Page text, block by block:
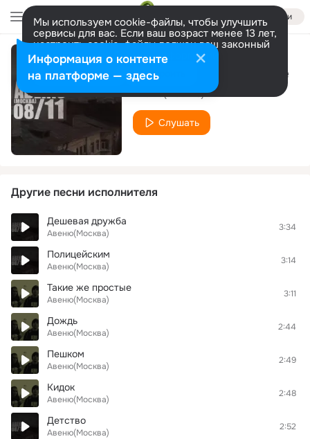
Войти
Мы используем cookie-файлы, чтобы улучшить
сервисы для вас. Если ваш возраст менее 13 лет,
настроить cookie-файлы должен ваш законный
представитель. Больше информации
Разрешить все Настроить
Наверно я бы тоже
Авеню(Москва)
Слушать
Другие песни исполнителя
Дешевая дружба
Авеню(Москва)
3:34
Полицейским
Авеню(Москва)
3:14
Такие же простые
Авеню(Москва)
3:11
Дождь
Авеню(Москва)
2:44
Пешком
Авеню(Москва)
2:49
Кидок
Авеню(Москва)
2:48
Детство
Авеню(Москва)
2:52
Информация о контенте
на платформе — здесь